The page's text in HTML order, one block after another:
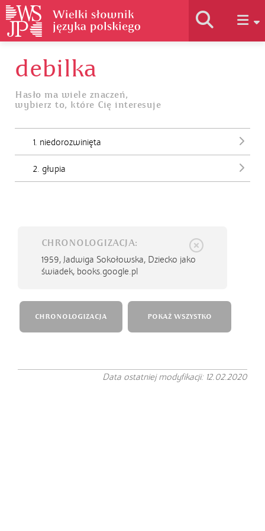
Historia słownika
Jak korzystać
Podstawy naukowe
debilka
Hasło ma wiele znaczeń,
wybierz to, które Cię interesuje
1. niedorozwinięta
2. głupia
CHRONOLOGIZACJA:
1959, Jadwiga Sokołowska, Dziecko jako
świadek, books.google.pl
CHRONOLOGIZACJA POKAŻ WSZYSTKO
Data ostatniej modyfikacji: 12.02.2020